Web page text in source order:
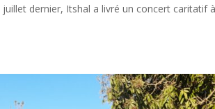
dernier, Itshal a livré un concert caritatif